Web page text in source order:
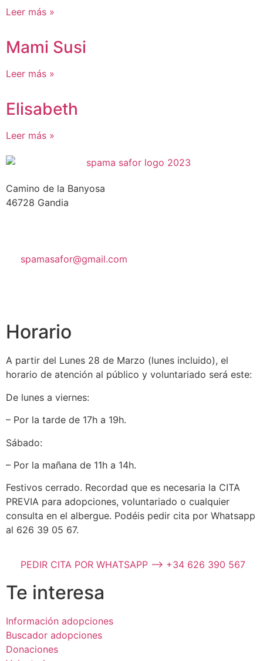
Leer más »
Mami Susi
Leer más »
Elisabeth
Leer más »
Camino de la Banyosa
46728 Gandia
spamasafor@gmail.com
Horario
A partir del Lunes 28 de Marzo (lunes incluido), el
horario de atención al público y voluntariado será este:
De lunes a viernes:
– Por la tarde de 17h a 19h.
Sábado:
– Por la mañana de 11h a 14h.
Festivos cerrado. Recordad que es necesaria la CITA
PREVIA para adopciones, voluntariado o cualquier
consulta en el albergue. Podéis pedir cita por Whatsapp
al 626 39 05 67.
PEDIR CITA POR WHATSAPP --> +34 626 390 567
Te interesa
Información adopciones
Buscador adopciones
Donaciones